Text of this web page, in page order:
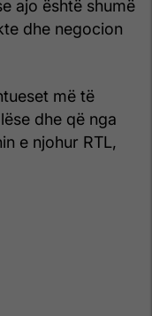
ajo është shumë
dhe negocion
më të
dhe që nga
e njohur RTL,